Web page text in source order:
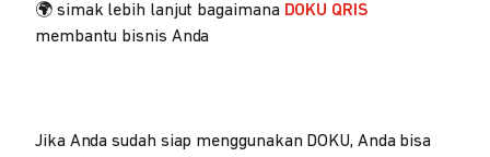
🌍 simak lebih lanjut bagaimana DOKU QRIS
membantu bisnis Anda
Jika Anda sudah siap menggunakan DOKU, Anda bisa